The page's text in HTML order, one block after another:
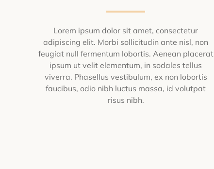
Lorem ipsum dolor sit amet, consectetur
adipiscing elit. Morbi sollicitudin ante nisl, non
feugiat null fermentum lobortis. Aenean placerat
ipsum ut velit elementum, in sodales tellus
viverra. Phasellus vestibulum, ex non lobortis
faucibus, odio nibh luctus massa, id volutpat
risus nibh.